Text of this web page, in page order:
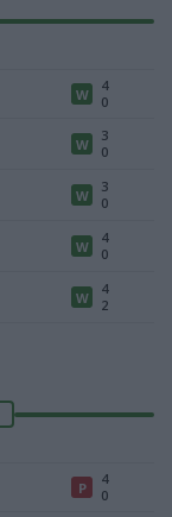
W
4
0
W
3
0
W
3
0
W
4
0
W
4
2
P
4
0